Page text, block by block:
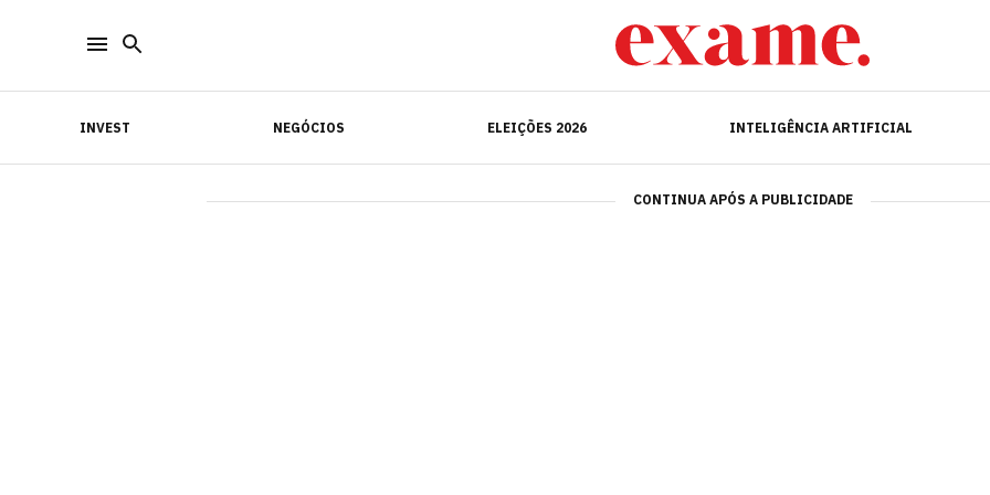
INVEST NEGÓCIOS ELEIÇÕES 2026 INTELIGÊNCIA ARTIFICIAL
INVEST INTELIGÊNCIA ARTIFICIAL
CONTINUA APÓS A PUBLICIDADE